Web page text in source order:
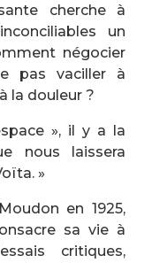
cherche à
un
négocier
pas vaciller à
la douleur ?
», il y a la
nous laissera
»
en 1925,
sa vie à
critiques,